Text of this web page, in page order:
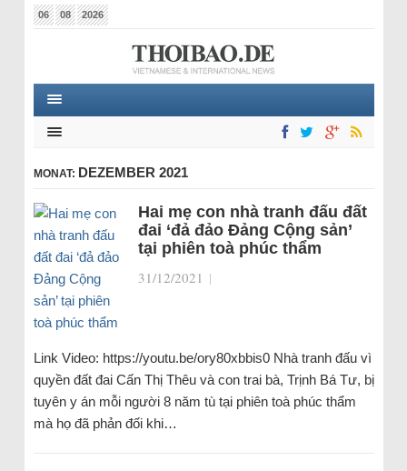
06 08 2026
MONAT: DEZEMBER 2021
Hai mẹ con nhà tranh đấu đất
đai ‘đả đảo Đảng Cộng sản’
tại phiên toà phúc thẩm
31/12/2021 |
Link Video: https://youtu.be/ory80xbbis0 Nhà tranh đấu vì
quyền đất đai Cấn Thị Thêu và con trai bà, Trịnh Bá Tư, bị
tuyên y án mỗi người 8 năm tù tại phiên toà phúc thẩm
mà họ đã phản đối khi…